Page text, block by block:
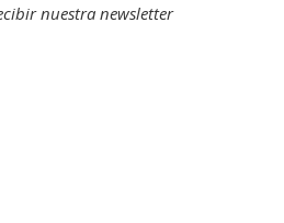
nuestra newsletter